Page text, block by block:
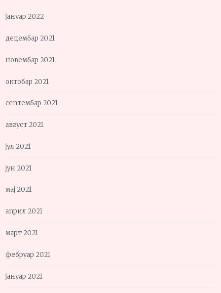
јануар 2022
децембар 2021
новембар 2021
октобар 2021
септембар 2021
август 2021
јул 2021
јун 2021
мај 2021
април 2021
март 2021
фебруар 2021
јануар 2021